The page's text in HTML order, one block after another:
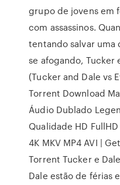
grupo de jovens em
com assassinos.
tentando salvar uma
se afogando, Tucker
(Tucker and Dale vs
Torrent Download
Áudio Dublado
Qualidade HD
4K MKV MP4 AVI |
Torrent Tucker e
Dale estão de férias